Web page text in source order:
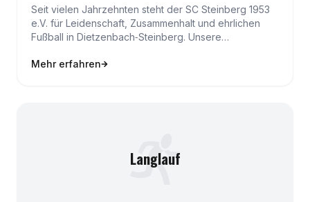
Seit vielen Jahrzehnten steht der SC Steinberg 1953
e.V. für Leidenschaft, Zusammenhalt und ehrlichen
Fußball in Dietzenbach‑Steinberg. Unsere
Mehr erfahren
Langlauf